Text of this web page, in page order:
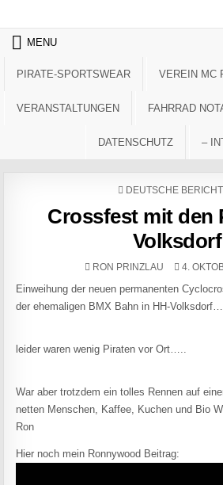
MENU
PIRATE-SPORTSWEAR VEREIN MC
VERANSTALTUNGEN FAHRRAD
DATENSCHUTZ –
POSTED IN
DEUTSCHE
Crossfest mit den
Volksdorf
AUTHOR:
RON PRINZLAU 4.
Einweihung der neuen permanenten
der ehemaligen BMX Bahn in HH-Volksdorf…
leider waren wenig Piraten vor Ort…..
War aber trotzdem ein tolles Rennen auf
netten Menschen, Kaffee, Kuchen und Bio
Ron
Hier noch mein Ronnywood Beitrag: